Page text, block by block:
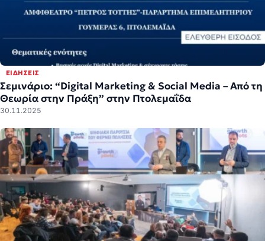
ΕΙΔΉΣΕΙΣ
Σεμινάριο: “Digital Marketing & Social Media – Από τη
Θεωρία στην Πράξη” στην Πτολεμαΐδα
30.11.2025